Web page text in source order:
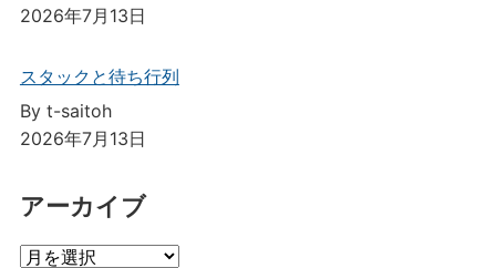
2026年7月13日
スタックと待ち行列
By t-saitoh
2026年7月13日
アーカイブ
ア